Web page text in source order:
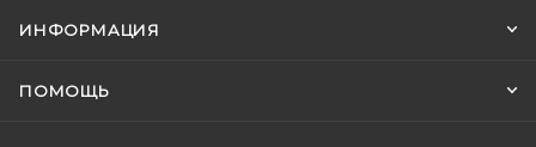
ИНФОРМАЦИЯ
ПОМОЩЬ